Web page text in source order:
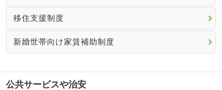
移住支援制度
新婚世帯向け家賃補助制度
公共サービスや治安